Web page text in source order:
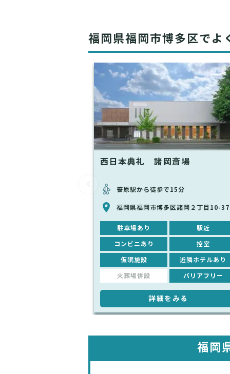
福岡県福岡市博多区でよ
西日本典礼 諸岡斎場
笹原駅から徒歩で15分
福岡県福岡市博多区諸岡２丁目10-37
駐車場あり 駅近
コンビニあり 控室
仮眠施設 近隣ホテルあり
火葬場併設 バリアフリー
詳細をみる
福岡